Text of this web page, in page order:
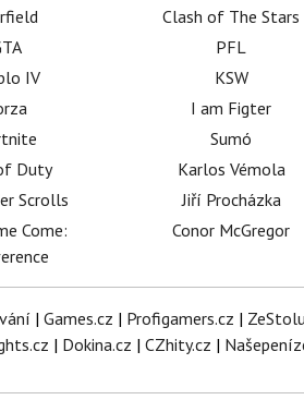
IV
Duty
Scrolls
Come:
Clash of The Stars
PFL
KSW
I am Figter
Sumó
Karlos Vémola
Jiří Procházka
Conor McGregor
| Games.cz | Profigamers.cz |
| Dokina.cz | CZhity.cz |